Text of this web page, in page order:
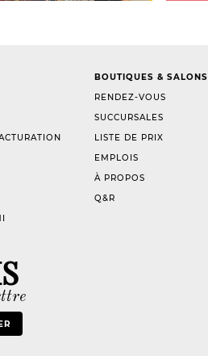
BOUTIQUES & SALONS
RENDEZ-VOUS
SUCCURSALES
LISTE DE PRIX
EMPLOIS
À PROPOS
Q&R